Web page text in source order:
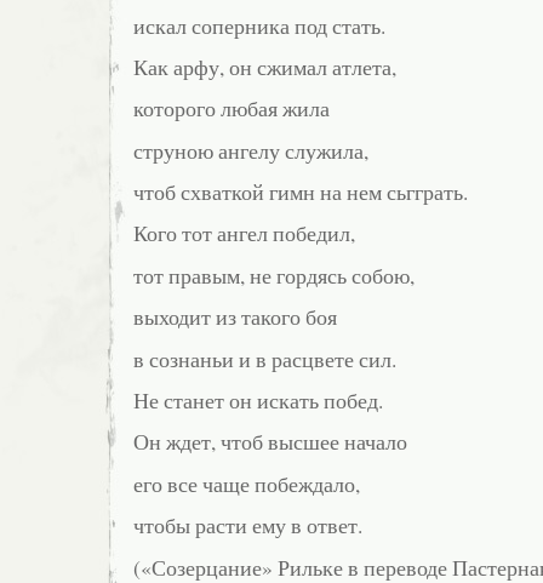
искал соперника под стать.
Как арфу, он сжимал атлета,
которого любая жила
струною ангелу служила,
чтоб схваткой гимн на нем сьгграть.
Кого тот ангел победил,
тот правым, не гордясь собою,
выходит из такого боя
в сознаньи и в расцвете сил.
Не станет он искать побед.
Он ждет, чтоб высшее начало
его все чаще побеждало,
чтобы расти ему в ответ.
(«Созерцание» Рильке в переводе